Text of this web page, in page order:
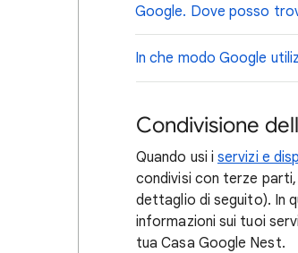
Google. Dove posso
In che modo Google
Condivisione
Quando usi iservizi e
condivisi con terze
dettaglio di seguito). In
informazioni sui tuoi
tua Casa Google Nest.